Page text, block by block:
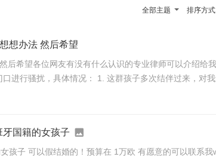
排序方式
全部主题
想办法 然后希望
希望各位网友有没有什么认识的专业律师可以介绍给
结伴过来，对我进行带有华人种族歧
国籍的女孩子
孩子 可以假结婚的！预算在 1万欧 有愿意的可以联系我